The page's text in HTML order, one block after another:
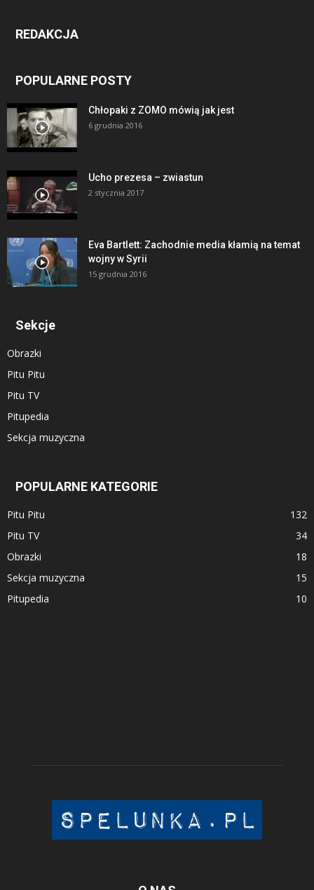
REDAKCJA
POPULARNE POSTY
Chłopaki z ZOMO mówią jak jest
6 grudnia 2016
Ucho prezesa – zwiastun
2 stycznia 2017
Eva Bartlett: Zachodnie media kłamią na temat
wojny w Syrii
15 grudnia 2016
Sekcje
Obrazki
Pitu Pitu
Pitu TV
Pitupedia
Sekcja muzyczna
POPULARNE KATEGORIE
Pitu Pitu
132
Pitu TV
34
Obrazki
18
Sekcja muzyczna
15
Pitupedia
10